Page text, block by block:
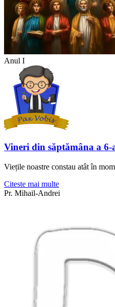
Anul I
Vineri din săptămâna a 6-
Viețile noastre constau atât în
Citeste mai multe
Pr. Mihail-Andrei